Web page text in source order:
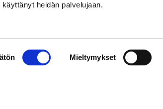
käyttänyt heidän palvelujaan.
Mieltymykset
KONTAKTINFORMATION
Puh: 02 01 555 600
sportshop@vaasansport.fi